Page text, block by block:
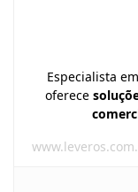
Especialista
oferece